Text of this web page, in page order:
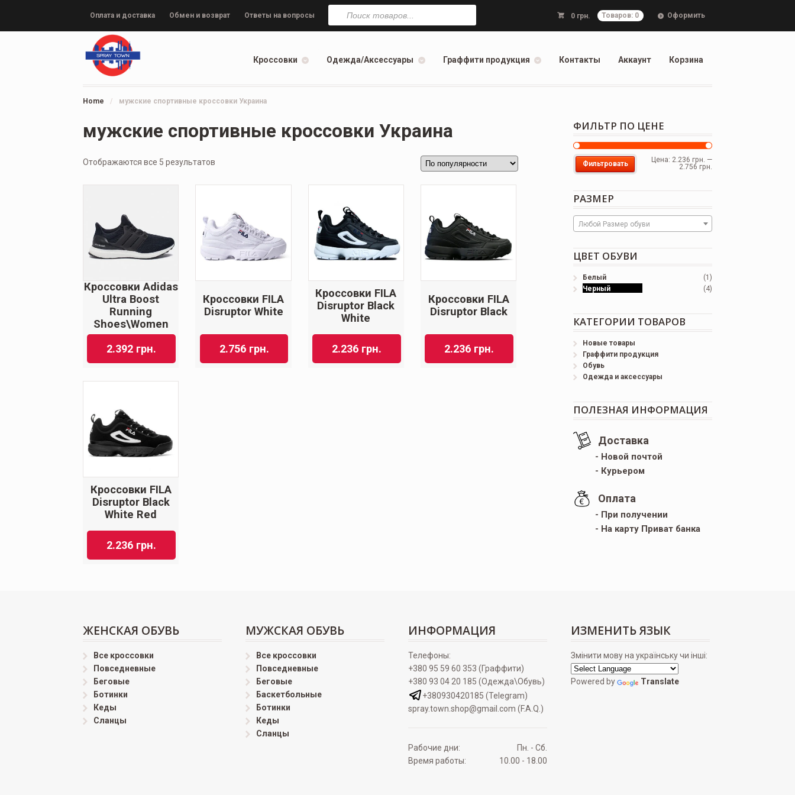
Оплата и доставка Обмен и возврат Ответы на вопросы 0 грн. Товаров: 0 Оформить
Поиск
товаров
Кроссовки Одежда/Аксессуары Граффити продукция Контакты Аккаунт Корзина
Home / мужские спортивные кроссовки Украина
мужские спортивные кроссовки Украина
Отображаются все 5 результатов
Кроссовки Adidas
Ultra Boost
Running
Shoes\Women
2.392 грн.
Кроссовки FILA
Disruptor White
2.756 грн.
Кроссовки FILA
Disruptor Black
White
2.236 грн.
Кроссовки FILA
Disruptor Black
2.236 грн.
Кроссовки FILA
Disruptor Black
White Red
2.236 грн.
ФИЛЬТР ПО ЦЕНЕ
Фильтровать Цена: 2.236 грн. —
2.756 грн.
РАЗМЕР
Любой Размер обуви
ЦВЕТ ОБУВИ
Белый
(1)
Черный
(4)
КАТЕГОРИИ ТОВАРОВ
Новые товары
Граффити продукция
Обувь
Одежда и аксессуары
ПОЛЕЗНАЯ ИНФОРМАЦИЯ
Доставка
- Новой почтой
- Курьером
Оплата
- При получении
- На карту Приват банка
ЖЕНСКАЯ ОБУВЬ
Все кроссовки
Повседневные
Беговые
Ботинки
Кеды
Сланцы
МУЖСКАЯ ОБУВЬ
Все кроссовки
Повседневные
Беговые
Баскетбольные
Ботинки
Кеды
Сланцы
ИНФОРМАЦИЯ
Телефоны:
+380 95 59 60 353 (Граффити)
+380 93 04 20 185 (Одежда\Обувь)
+380930420185 (Telegram)
spray.town.shop@gmail.com (F.A.Q.)
Рабочие дни:
Пн. - Сб.
Время работы:
10.00 - 18.00
ИЗМЕНИТЬ ЯЗЫК
Змінити мову на українську чи інші:
Powered by Translate